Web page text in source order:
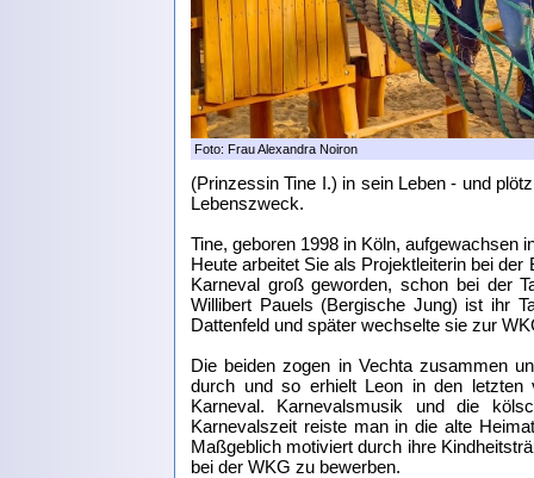
Foto: Frau Alexandra Noiron
(Prinzessin Tine I.) in sein Leben - und
Lebenszweck.
Tine, geboren 1998 in Köln, aufgewachsen
Heute arbeitet Sie als Projektleiterin bei
Karneval groß geworden, schon bei der
Willibert Pauels (Bergische Jung) ist ihr
Dattenfeld und später wechselte sie zur
Die beiden zogen in Vechta zusammen
durch und so erhielt Leon in den letzten
Karneval. Karnevalsmusik und die
Karnevalszeit reiste man in die alte
Maßgeblich motiviert durch ihre
bei der WKG zu bewerben.